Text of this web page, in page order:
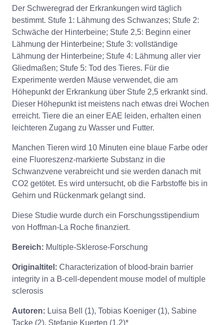
Der Schweregrad der Erkrankungen wird täglich
bestimmt. Stufe 1: Lähmung des Schwanzes; Stufe 2:
Schwäche der Hinterbeine; Stufe 2,5: Beginn einer
Lähmung der Hinterbeine; Stufe 3: vollständige
Lähmung der Hinterbeine; Stufe 4: Lähmung aller vier
Gliedmaßen; Stufe 5: Tod des Tieres. Für die
Experimente werden Mäuse verwendet, die am
Höhepunkt der Erkrankung über Stufe 2,5 erkrankt sind.
Dieser Höhepunkt ist meistens nach etwas drei Wochen
erreicht. Tiere die an einer EAE leiden, erhalten einen
leichteren Zugang zu Wasser und Futter.
Manchen Tieren wird 10 Minuten eine blaue Farbe oder
eine Fluoreszenz-markierte Substanz in die
Schwanzvene verabreicht und sie werden danach mit
CO2 getötet. Es wird untersucht, ob die Farbstoffe bis in
Gehirn und Rückenmark gelangt sind.
Diese Studie wurde durch ein Forschungsstipendium
von Hoffman-La Roche finanziert.
Bereich: Multiple-Sklerose-Forschung
Originaltitel: Characterization of blood-brain barrier
integrity in a B-cell-dependent mouse model of multiple
sclerosis
Autoren: Luisa Bell (1), Tobias Koeniger (1), Sabine
Tacke (2), Stefanie Kuerten (1,2)*